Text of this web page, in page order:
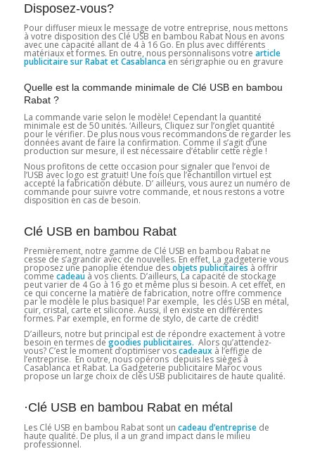
Disposez-vous?
Pour diffuser mieux le message de votre entreprise, nous mettons
à votre disposition des Clé USB en bambou Rabat Nous en avons
avec une capacité allant de 4 à 16 Go. En plus avec différents
matériaux et formes. En outre, nous personnalisons votre article
publicitaire sur Rabat et Casablancaen sérigraphie ou en gravure
Quelle est la commande minimale de Clé USB en bambou
Rabat ?
La commande varie selon le modèle! Cependant la quantité
minimale est de 50 unités. ‘Ailleurs, Cliquez sur l’onglet quantité
pour le vérifier. De plus nous vous recommandons de regarder les
données avant de faire la confirmation. Comme il s’agit d’une
production sur mesure, il est nécessaire d’établir cette règle !
Nous profitons de cette occasion pour signaler que l’envoi de
l’USB avec logo est gratuit! Une fois que l’échantillon virtuel est
accepté la fabrication débute. D’ ailleurs, vous aurez un numéro de
commande pour suivre votre commande, et nous restons a votre
disposition en cas de besoin.
Clé USB en bambou Rabat
Premièrement, notre gamme de Clé USB en bambou Rabat ne
cesse de s’agrandir avec de nouvelles. En effet, La gadgeterie vous
proposez une panoplie étendue desobjets publicitaires à offrir
comme cadeauà vos clients. D’ailleurs, La capacité de stockage
peut varier de 4 Go à 16 go et même plus si besoin. A cet effet, en
ce qui concerne la matière de fabrication, notre offre commence
par le modèle le plus basique! Par exemple, les clés USB en métal,
cuir, cristal, carte et silicone. Aussi, il en existe en différentes
formes. Par exemple, en forme de stylo, de carte de crédit!
D’ailleurs, notre but principal est de répondre exactement à votre
besoin en termes de goodies publicitaires. Alors qu’attendez-
vous? C’est le moment d’optimiser voscadeauxà l’effigie de
l’entreprise. En outre, nous opérons depuis les sièges à
Casablanca et Rabat. La Gadgeterie publicitaire Maroc vous
propose un large choix de clés USB publicitaires de haute qualité.
·Clé USB en bambou Rabat en métal
Les Clé USB en bambou Rabat sont un cadeau d’entreprisede
haute qualité. De plus, il a un grand impact dans le milieu
professionnel.